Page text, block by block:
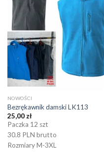
NOWOŚCI
Bezrękawnik damski LK113
25,00 zł
Paczka 12 szt
30.8 PLN brutto
Rozmiary M-3XL